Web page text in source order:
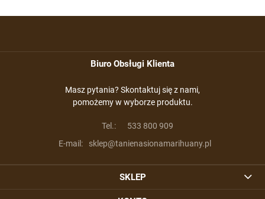
Biuro Obsługi Klienta
Masz pytania? Skontaktuj się z nami,
pomożemy w wyborze produktu.
Tel.:
533 800 909
E-mail:
sklep@tanienasionamarihuany.pl
SKLEP